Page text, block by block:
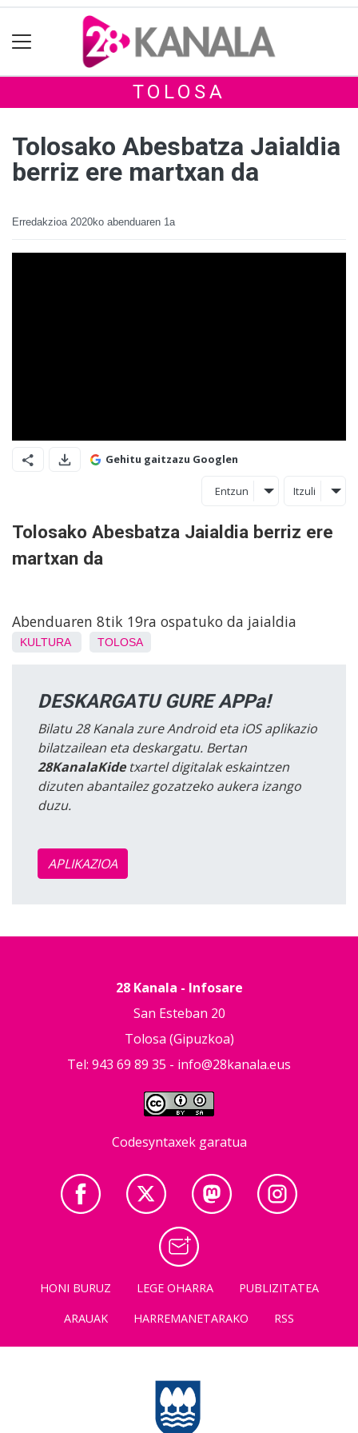
TOLOSA
Tolosako Abesbatza Jaialdia
berriz ere martxan da
Erredakzioa 2020ko abenduaren 1a
Gehitu gaitzazu Googlen
Entzun Itzuli
Tolosako Abesbatza Jaialdia berriz ere
martxan da
Abenduaren 8tik 19ra ospatuko da jaialdia
KULTURA TOLOSA
DESKARGATU GURE APPa!
Bilatu 28 Kanala zure Android eta iOS aplikazio
bilatzailean eta deskargatu. Bertan
28KanalaKidetxartel digitalak eskaintzen
dizuten abantailez gozatzeko aukera izango
duzu.
APLIKAZIOA
28 Kanala - Infosare
San Esteban 20
Tolosa (Gipuzkoa)
Tel: 943 69 89 35 - info@28kanala.eus
Codesyntaxek garatua
HONI BURUZ LEGE OHARRA
PUBLIZITATEA
ARAUAK
HARREMANETARAKO RSS